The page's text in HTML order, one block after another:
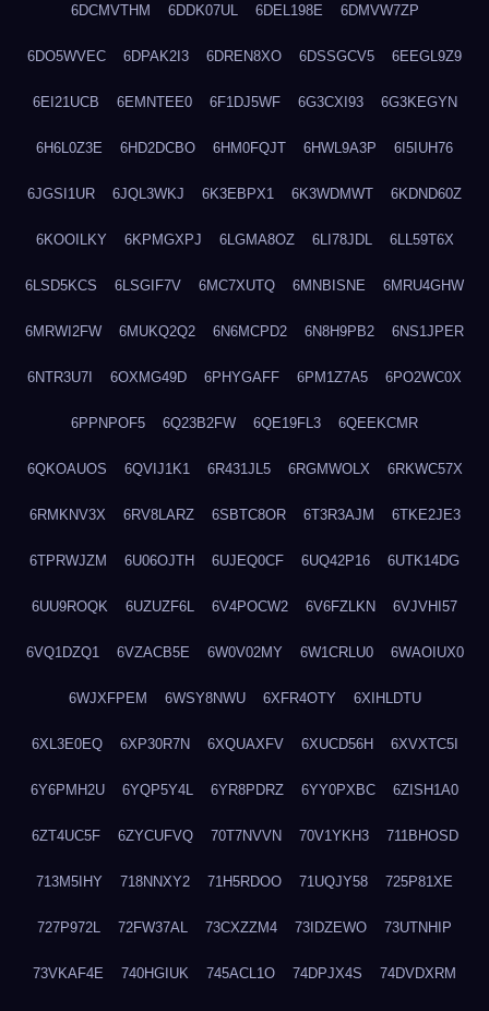
6DCMVTHM 6DDK07UL 6DEL198E 6DMVW7ZP
6DO5WVEC 6DPAK2I3 6DREN8XO 6DSSGCV5 6EEGL9Z9
6EI21UCB 6EMNTEE0 6F1DJ5WF 6G3CXI93 6G3KEGYN
6H6L0Z3E 6HD2DCBO 6HM0FQJT 6HWL9A3P 6I5IUH76
6JGSI1UR 6JQL3WKJ 6K3EBPX1 6K3WDMWT 6KDND60Z
6KOOILKY 6KPMGXPJ 6LGMA8OZ 6LI78JDL 6LL59T6X
6LSD5KCS 6LSGIF7V 6MC7XUTQ 6MNBISNE 6MRU4GHW
6MRWI2FW 6MUKQ2Q2 6N6MCPD2 6N8H9PB2 6NS1JPER
6NTR3U7I 6OXMG49D 6PHYGAFF 6PM1Z7A5 6PO2WC0X
6PPNPOF5 6Q23B2FW 6QE19FL3 6QEEKCMR
6QKOAUOS 6QVIJ1K1 6R431JL5 6RGMWOLX 6RKWC57X
6RMKNV3X 6RV8LARZ 6SBTC8OR 6T3R3AJM 6TKE2JE3
6TPRWJZM 6U06OJTH 6UJEQ0CF 6UQ42P16 6UTK14DG
6UU9ROQK 6UZUZF6L 6V4POCW2 6V6FZLKN 6VJVHI57
6VQ1DZQ1 6VZACB5E 6W0V02MY 6W1CRLU0 6WAOIUX0
6WJXFPEM 6WSY8NWU 6XFR4OTY 6XIHLDTU
6XL3E0EQ 6XP30R7N 6XQUAXFV 6XUCD56H 6XVXTC5I
6Y6PMH2U 6YQP5Y4L 6YR8PDRZ 6YY0PXBC 6ZISH1A0
6ZT4UC5F 6ZYCUFVQ 70T7NVVN 70V1YKH3 711BHOSD
713M5IHY 718NNXY2 71H5RDOO 71UQJY58 725P81XE
727P972L 72FW37AL 73CXZZM4 73IDZEWO 73UTNHIP
73VKAF4E 740HGIUK 745ACL1O 74DPJX4S 74DVDXRM